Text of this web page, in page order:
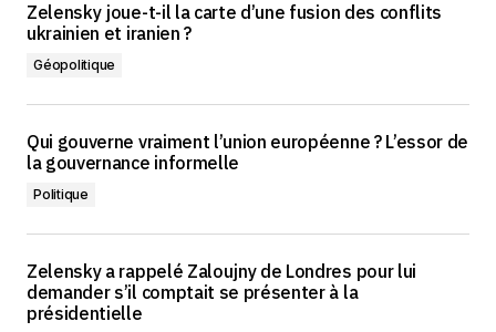
Zelensky joue-t-il la carte d’une fusion des conflits
ukrainien et iranien ?
Géopolitique
Qui gouverne vraiment l’union européenne ? L’essor de
la gouvernance informelle
Politique
Zelensky a rappelé Zaloujny de Londres pour lui
demander s’il comptait se présenter à la
présidentielle